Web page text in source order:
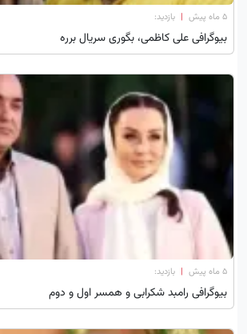
۵ ماه پیش | بازدید:
بیوگرافی علی کاظمی، بگوری سریال برره
۵ ماه پیش | بازدید:
بیوگرافی رامبد شکرابی و همسر اول و دوم